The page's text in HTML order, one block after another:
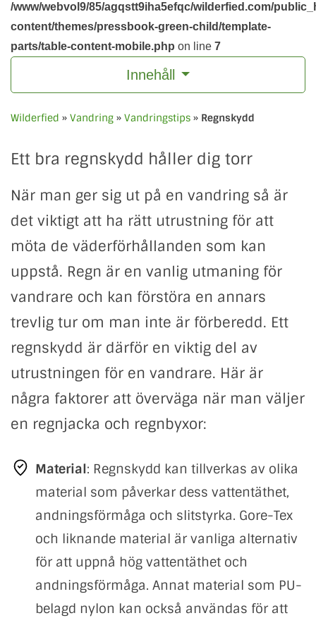
/www/webvol9/85/agqstt9iha5efqc/wilderfied.com/
content/themes/pressbook-green-child/template-
parts/table-content-mobile.php on line 7
Innehåll
Wilderfied » Vandring » Vandringstips » Regnskydd
Ett bra regnskydd håller dig torr
När man ger sig ut på en vandring så är
det viktigt att ha rätt utrustning för att
möta de väderförhållanden som kan
uppstå. Regn är en vanlig utmaning för
vandrare och kan förstöra en annars
trevlig tur om man inte är förberedd. Ett
regnskydd är därför en viktig del av
utrustningen för en vandrare. Här är
några faktorer att överväga när man väljer
en regnjacka och regnbyxor:
Material: Regnskydd kan tillverkas av olika
material som påverkar dess vattentäthet,
andningsförmåga och slitstyrka. Gore-Tex
och liknande material är vanliga alternativ
för att uppnå hög vattentäthet och
andningsförmåga. Annat material som PU-
belagd nylon kan också användas för att